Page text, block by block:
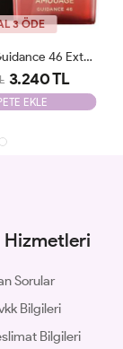
3 ÖDE
Parfums De Marly Delina EDP 75 Ml JLT
2.500 TL
EKLE
Sorular
Bilgileri
Bilgileri